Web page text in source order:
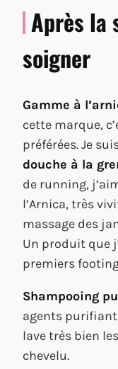
Après la
soigner
Gamme à
cette marque,
préférées. Je
douche à la
de running,
l’Arnica, très
massage des
Un produit que
premiers
Shampooing
agents
lave très bien
chevelu.